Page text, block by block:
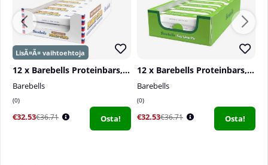
12 x Barebells Proteinbars, 55 g
Barebells
0
€32.53€36.71 Osta!
12 x Barebells Proteinbars, 55 g
Barebells
0
€32.53€36.71 Osta!